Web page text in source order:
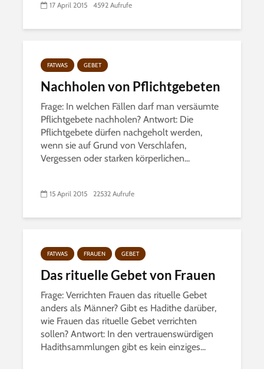
17 April 2015 4592 Aufrufe
FATWAS GEBET
Nachholen von Pflichtgebeten
Frage: In welchen Fällen darf man versäumte
Pflichtgebete nachholen? Antwort: Die
Pflichtgebete dürfen nachgeholt werden,
wenn sie auf Grund von Verschlafen,
Vergessen oder starken körperlichen...
15 April 2015 22532 Aufrufe
FATWAS FRAUEN GEBET
Das rituelle Gebet von Frauen
Frage: Verrichten Frauen das rituelle Gebet
anders als Männer? Gibt es Hadithe darüber,
wie Frauen das rituelle Gebet verrichten
sollen? Antwort: In den vertrauenswürdigen
Hadithsammlungen gibt es kein einziges...